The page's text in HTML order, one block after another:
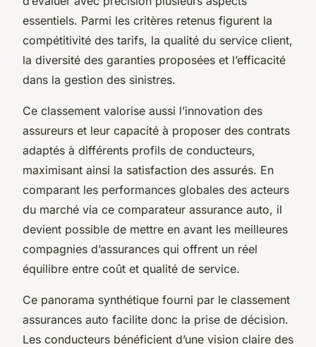
essentiels. Parmi les critères retenus figurent la
compétitivité des tarifs, la qualité du service client,
la diversité des garanties proposées et l’efficacité
dans la gestion des sinistres.
Ce classement valorise aussi l’innovation des
assureurs et leur capacité à proposer des contrats
adaptés à différents profils de conducteurs,
maximisant ainsi la satisfaction des assurés. En
comparant les performances globales des acteurs
du marché via ce comparateur assurance auto, il
devient possible de mettre en avant les meilleures
compagnies d’assurances qui offrent un réel
équilibre entre coût et qualité de service.
Ce panorama synthétique fourni par le classement
assurances auto facilite donc la prise de décision.
Les conducteurs bénéficient d’une vision claire des